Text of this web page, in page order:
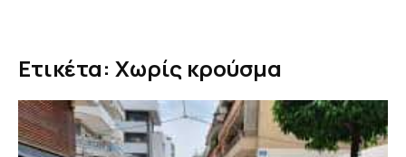
Ετικέτα: Χωρίς κρούσμα